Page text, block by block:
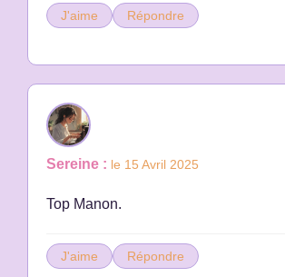
J'aime Répondre
Sereine : le 15 Avril 2025
Top Manon.
J'aime Répondre